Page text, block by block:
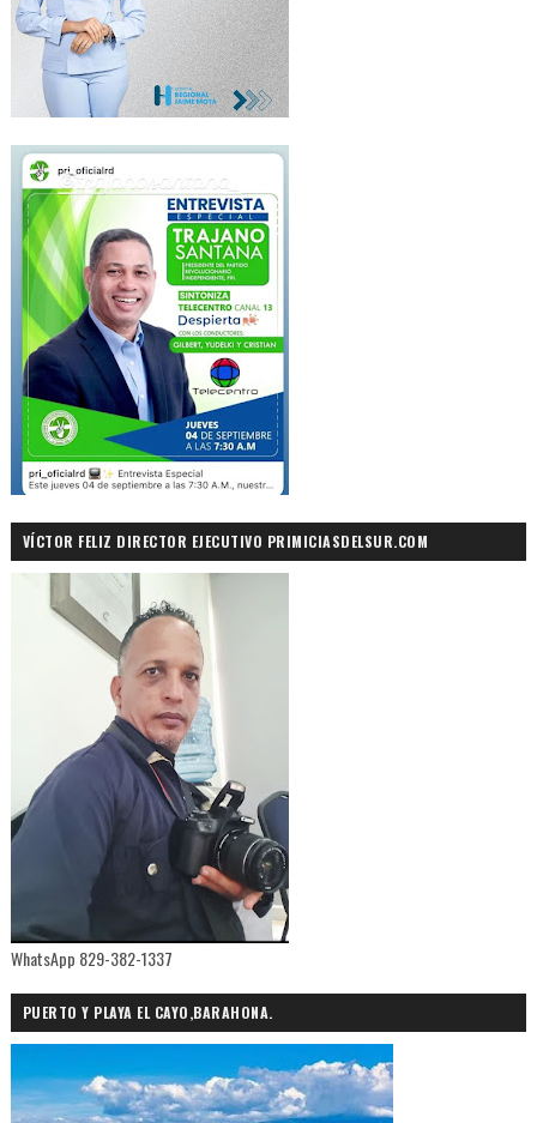
VÍCTOR FELIZ DIRECTOR EJECUTIVO PRIMICIASDELSUR.COM
WhatsApp 829-382-1337
PUERTO Y PLAYA EL CAYO,BARAHONA.